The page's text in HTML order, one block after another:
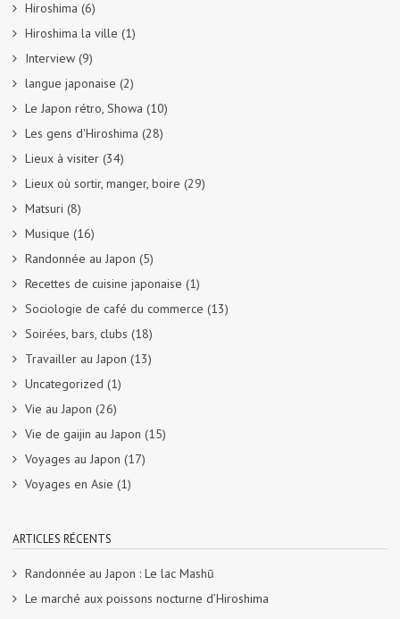
Hiroshima (6)
Hiroshima la ville (1)
Interview (9)
langue japonaise (2)
Le Japon rétro, Showa (10)
Les gens d'Hiroshima (28)
Lieux à visiter (34)
Lieux où sortir, manger, boire (29)
Matsuri (8)
Musique (16)
Randonnée au Japon (5)
Recettes de cuisine japonaise (1)
Sociologie de café du commerce (13)
Soirées, bars, clubs (18)
Travailler au Japon (13)
Uncategorized (1)
Vie au Japon (26)
Vie de gaijin au Japon (15)
Voyages au Japon (17)
Voyages en Asie (1)
ARTICLES RÉCENTS
Randonnée au Japon : Le lac Mashū
Le marché aux poissons nocturne d’Hiroshima